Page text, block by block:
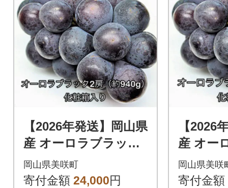
【2026年発送】岡山県
産 オーロラブラック
2房 (約940g) 化粧箱入
り
岡山県美咲町
寄付金額 24,000円
【2026
産 オー
2房 (約
入り
岡山県美咲
寄付金額